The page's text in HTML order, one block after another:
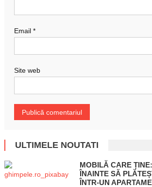
Email *
Site web
ULTIMELE NOUTATI
MOBILĂ CARE
ÎNAINTE SĂ
ÎNTR-UN